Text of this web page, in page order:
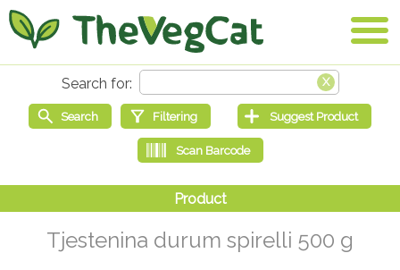
Tjestenina durum spirelli 500 g